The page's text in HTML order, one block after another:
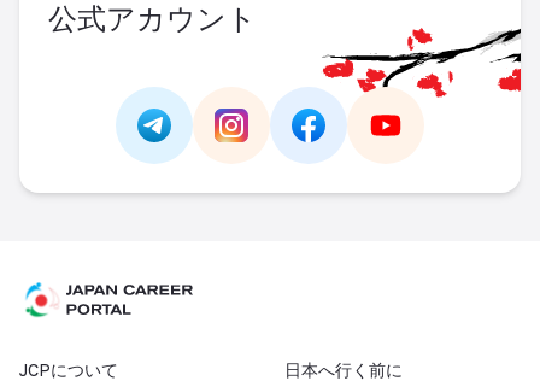
公式アカウント
Link - https://t.me/https://
Link -
JCPについて
日本へ行く前に